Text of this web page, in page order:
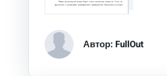
Автор: FullOut